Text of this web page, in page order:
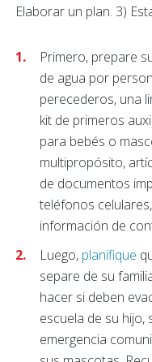
Elaborar un plan. 3)
Primero, prepare
de agua por
perecederos, una
kit de primeros
para bebés o
multipropósito,
de documentos
teléfonos
información de
Luego, planifique
separe de su
hacer si deben
escuela de su hijo,
emergencia